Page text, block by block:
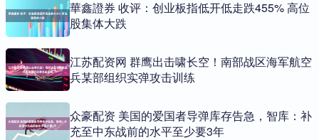
華鑫證券 收评：创业板指低开低走跌455% 高位
股集体大跌
江苏配资网 群鹰出击啸长空！南部战区海军航空
兵某部组织实弹攻击训练
众豪配资 美国的爱国者导弹库存告急，智库：补
充至中东战前的水平至少要3年